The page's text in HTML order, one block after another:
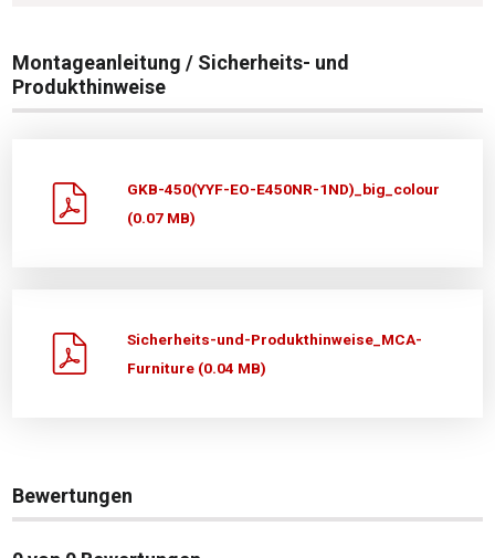
Montageanleitung / Sicherheits- und
Produkthinweise
GKB-450(YYF-EO-E450NR-1ND)_big_colour
(0.07 MB)
Sicherheits-und-Produkthinweise_MCA-
Furniture (0.04 MB)
Bewertungen